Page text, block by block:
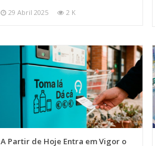
29 Abril 2025 2 K
A Partir de Hoje Entra em Vigor o